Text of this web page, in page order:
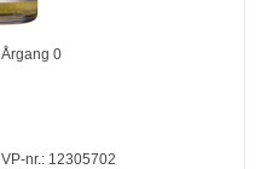
Årgang 0
VP-nr.:12305702